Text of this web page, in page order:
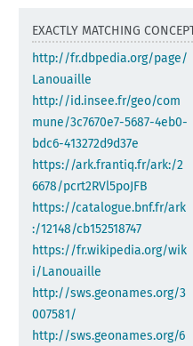
EXACTLY MATCHING
http://fr.dbpedia.org/page/
Lanouaille
http://id.insee.fr/geo/com
mune/3c7670e7-5687-4eb0-
bdc6-413272d9d37e
https://ark.frantiq.fr/ark:/2
6678/pcrt2RVl5poJFB
https://catalogue.bnf.fr/ark
:/12148/cb152518747
https://fr.wikipedia.org/wik
i/Lanouaille
http://sws.geonames.org/3
007581/
http://sws.geonames.org/6